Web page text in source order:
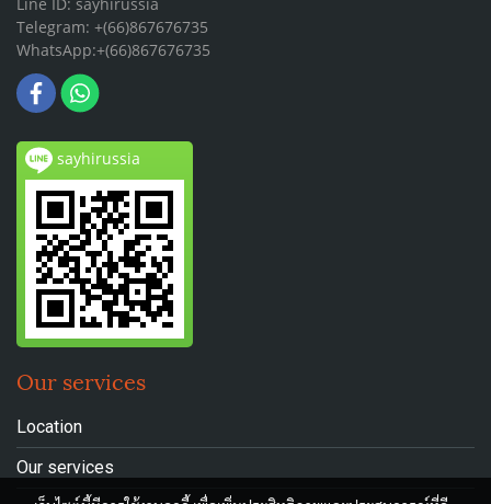
Telegram: +(66)867676735
WhatsApp:+(66)867676735
sayhirussia
Our services
Location
Our services